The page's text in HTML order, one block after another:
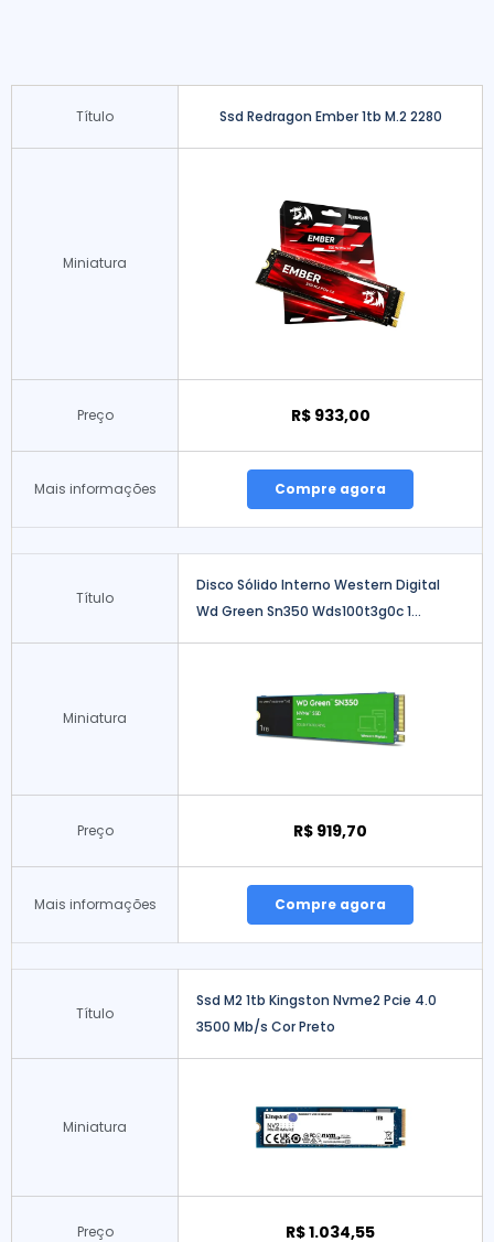
Título Ssd Redragon Ember 1tb M.2 2280
Miniatura
Preço R$ 933,00
Mais informações Compre agora
Título
Disco Sólido Interno Western Digital
Wd Green Sn350 Wds100t3g0c 1...
Miniatura
Preço R$ 919,70
Mais informações Compre agora
Título
Ssd M2 1tb Kingston Nvme2 Pcie 4.0
3500 Mb/s Cor Preto
Miniatura
Preço R$ 1.034,55